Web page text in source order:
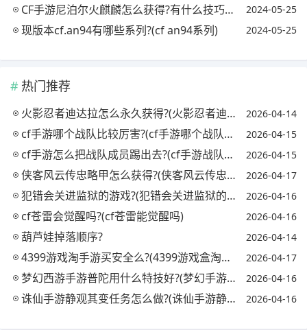
CF手游尼泊尔火麒麟怎么获得?有什么技巧能分享?(cfm尼泊尔火麒麟怎么得) 2024-05-25
现版本cf.an94有哪些系列?(cf an94系列) 2024-05-25
热门推荐
火影忍者迪达拉怎么永久获得?(火影忍者迪达拉怎么获取) 2026-04-14
cf手游哪个战队比较厉害?(cf手游哪个战队最强) 2026-04-15
cf手游怎么把战队成员踢出去?(cf手游战队怎么踢人) 2026-04-15
侠客风云传忠略甲怎么获得?(侠客风云传忠略甲对自己) 2026-04-17
犯错会关进监狱的游戏?(犯错会关进监狱的游戏吗) 2026-04-16
cf苍雷会觉醒吗?(cf苍雷能觉醒吗) 2026-04-16
葫芦娃掉落顺序? 2026-04-14
4399游戏淘手游买安全么?(4399游戏盒淘号有用吗) 2026-04-17
梦幻西游手游普陀用什么特技好?(梦幻手游普陀必备特技) 2026-04-16
诛仙手游静观其变任务怎么做?(诛仙手游静观其变怎么完成) 2026-04-16